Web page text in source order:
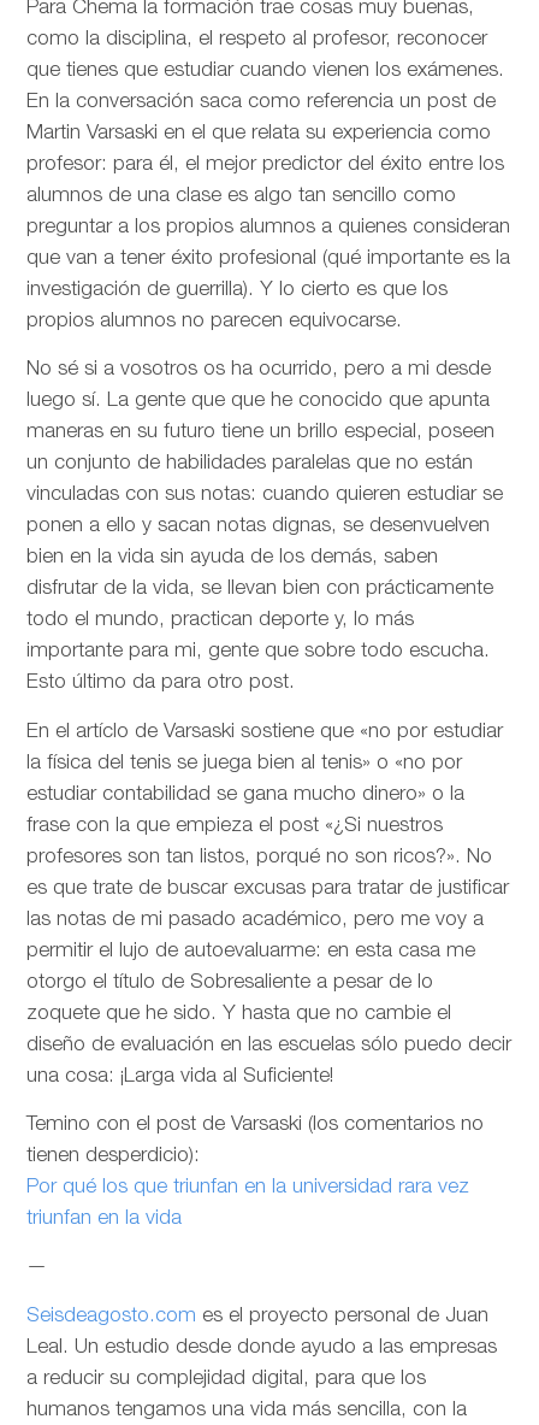
Para Chema la formación trae cosas muy buenas,
como la disciplina, el respeto al profesor, reconocer
que tienes que estudiar cuando vienen los exámenes.
En la conversación saca como referencia un post de
Martin Varsaski en el que relata su experiencia como
profesor: para él, el mejor predictor del éxito entre los
alumnos de una clase es algo tan sencillo como
preguntar a los propios alumnos a quienes consideran
que van a tener éxito profesional (qué importante es la
investigación de guerrilla). Y lo cierto es que los
propios alumnos no parecen equivocarse.
No sé si a vosotros os ha ocurrido, pero a mi desde
luego sí. La gente que que he conocido que apunta
maneras en su futuro tiene un brillo especial, poseen
un conjunto de habilidades paralelas que no están
vinculadas con sus notas: cuando quieren estudiar se
ponen a ello y sacan notas dignas, se desenvuelven
bien en la vida sin ayuda de los demás, saben
disfrutar de la vida, se llevan bien con prácticamente
todo el mundo, practican deporte y, lo más
importante para mi, gente que sobre todo escucha.
Esto último da para otro post.
En el artíclo deVarsaski sostiene que «no por estudiar
la física del tenis se juega bien al tenis» o «no por
estudiar contabilidad se gana mucho dinero» o la
frase con la que empieza el post «¿Si nuestros
profesores son tan listos, porqué no son ricos?». No
es que trate de buscar excusas para tratar de justificar
las notas de mi pasado académico, pero me voy a
permitir el lujo de autoevaluarme: en esta casa me
otorgo el título de Sobresaliente a pesar de lo
zoquete que he sido. Y hasta que no cambie el
diseño de evaluación en las escuelas sólo puedo decir
una cosa: ¡Larga vida al Suficiente!
Temino con el post de Varsaski (los comentarios no
tienen desperdicio):
Por qué los que triunfan en la universidad rara vez
triunfan en la vida
—
Seisdeagosto.com es el proyecto personal de Juan
Leal. Un estudio desde donde ayudo a las empresas
a reducir su complejidad digital, para que los
humanos tengamos una vida más sencilla, con la